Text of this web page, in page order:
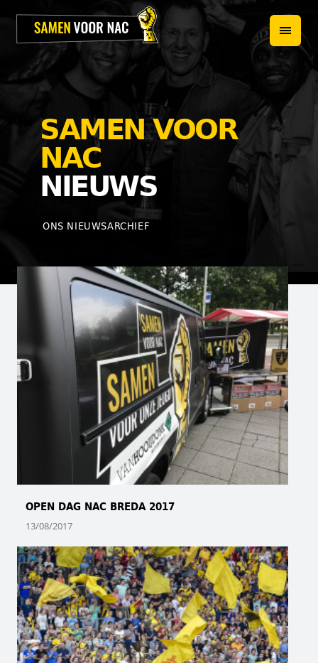
HOME
PROJECTEN
OVER ONS
HET TEAM
NIEUWS
SAMEN VOOR
NAC
NIEUWS
ONS NIEUWSARCHIEF
OPEN DAG NAC BREDA 2017
13/08/2017